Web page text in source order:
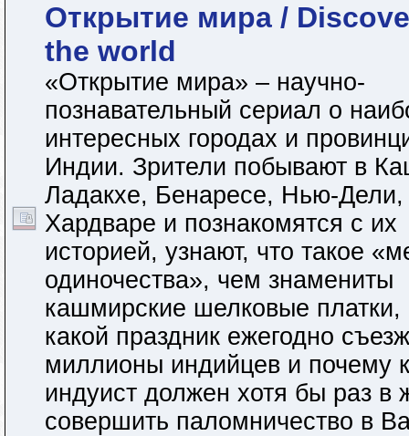
Открытие мира /
the world
«Открытие мира» – научно-
познавательный сериал о
интересных городах и
Индии. Зрители побывают в
Ладакхе, Бенаресе, Нью-Дели,
Хардваре и познакомятся с их
историей, узнают, что такое
одиночества», чем знамениты
кашмирские шелковые платки,
какой праздник ежегодно
миллионы индийцев и почему
индуист должен хотя бы раз в
совершить паломничество в